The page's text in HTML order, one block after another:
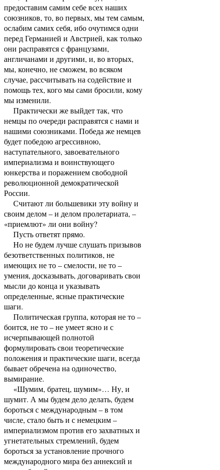
предоставим самим себе всех наших
союзников, то, во первых, мы тем самым,
ослабим самих себя, ибо очутимся одни
перед Германией и Австрией, как только
они расправятся с французами,
англичанами и другими, и, во вторых,
мы, конечно, не сможем, во всяком
случае, рассчитывать на содействие и
помощь тех, кого мы сами бросили, кому
мы изменили.
Практически же выйдет так, что
немцы по очереди расправятся с нами и
нашими союзниками. Победа же немцев
будет победою агрессивною,
наступательного, завоевательного
империализма и воинствующего
юнкерства и поражением свободной
революционной демократической
России.
Считают ли большевики эту войну и
своим делом – и делом пролетариата, –
«приемлют» ли они войну?
Пусть ответят прямо.
Но не будем лучше слушать призывов
безответственных политиков, не
имеющих не то – смелости, не то –
умения, досказывать, договаривать свои
мысли до конца и указывать
определенные, ясные практические
шаги.
Политическая группа, которая не то –
боится, не то – не умеет ясно и с
исчерпывающей полнотой
формулировать свои теоретические
положения и практические шаги, всегда
бывает обречена на одиночество,
вымирание.
«Шумим, братец, шумим»… Ну, и
шумит. А мы будем дело делать, будем
бороться с международным – в том
числе, стало быть и с немецким –
империализмом против его захватных и
угнетательных стремлений, будем
бороться за установление прочного
международного мира без аннексий и